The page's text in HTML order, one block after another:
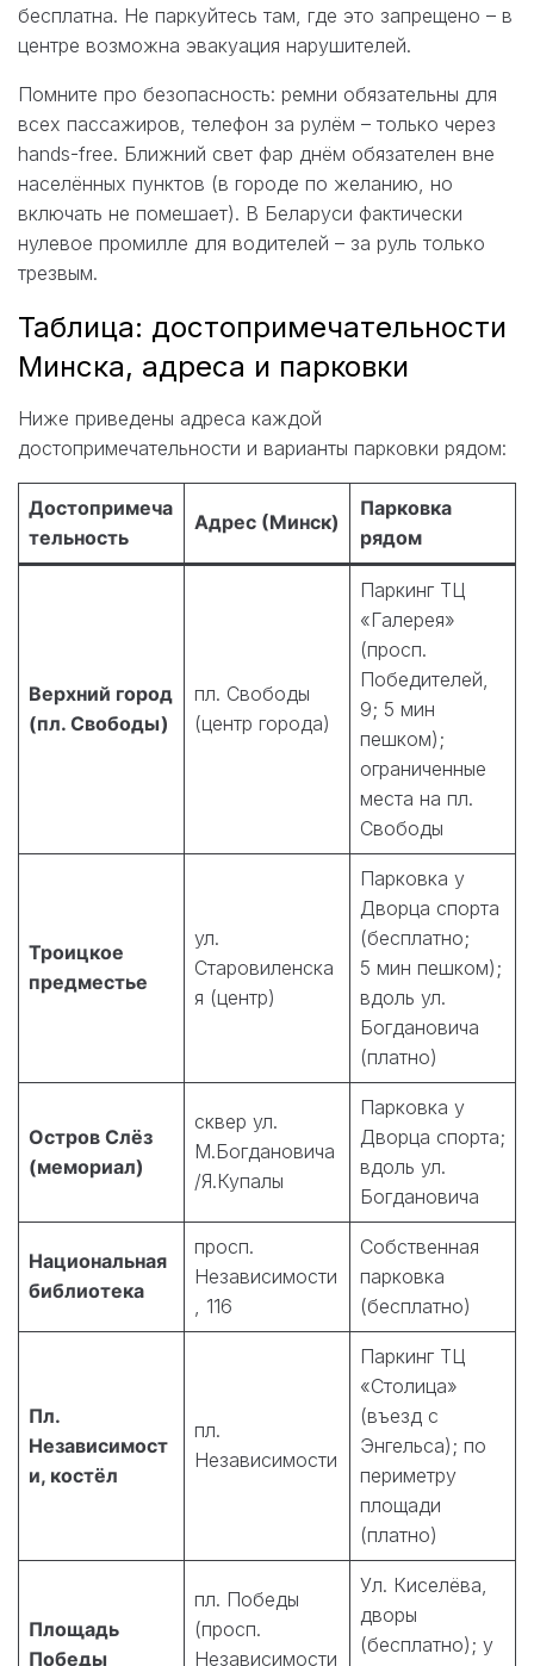
бесплатна. Не паркуйтесь там, где это запрещено – в
центре возможна эвакуация нарушителей.
Помните про безопасность: ремни обязательны для
всех пассажиров, телефон за рулём – только через
hands-free. Ближний свет фар днём обязателен вне
населённых пунктов (в городе по желанию, но
включать не помешает). В Беларуси фактически
нулевое промилле для водителей – за руль только
трезвым.
Таблица: достопримечательности
Минска, адреса и парковки
Ниже приведены адреса каждой
достопримечательности и варианты парковки рядом:
Достопримеча
тельность
Адрес (Минск)
Парковка
рядом
Верхний город
(пл. Свободы)
пл. Свободы
(центр города)
Паркинг ТЦ
«Галерея»
(просп.
Победителей,
9; 5 мин
пешком);
ограниченные
места на пл.
Свободы
Троицкое
предместье
ул.
Старовиленска
я (центр)
Парковка у
Дворца спорта
(бесплатно;
5 мин пешком);
вдоль ул.
Богдановича
(платно)
Остров Слёз
(мемориал)
сквер ул.
М.Богдановича
/Я.Купалы
Парковка у
Дворца спорта;
вдоль ул.
Богдановича
Национальная
библиотека
просп.
Независимости
, 116
Собственная
парковка
(бесплатно)
Пл.
Независимост
и, костёл
пл.
Независимости
Паркинг ТЦ
«Столица»
(въезд с
Энгельса); по
периметру
площади
(платно)
Площадь
Победы
пл. Победы
(просп.
Независимости
Ул. Киселёва,
дворы
(бесплатно); у